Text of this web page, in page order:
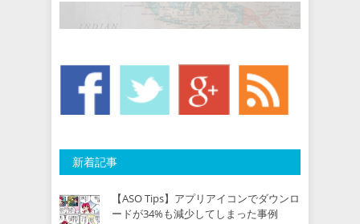
新着記事
【ASO Tips】アプリアイコンでダウンロ
ードが34%も減少してしまった事例